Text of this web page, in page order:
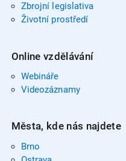
Zbrojní legislativa
Životní prostředí
Online vzdělávání
Webináře
Videozáznamy
Města, kde nás najdete
Brno